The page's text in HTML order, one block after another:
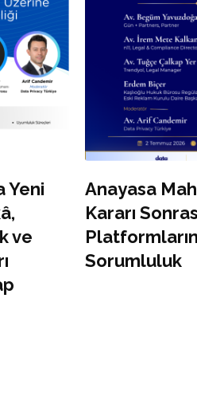
Yeni
ve
Anayasa
Kararı
Sorumluluk